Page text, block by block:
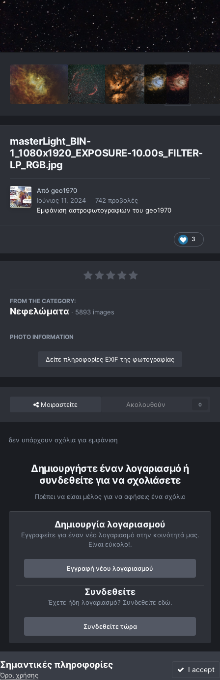
masterLight_BIN-
1_1080x1920_EXPOSURE-10.00s_FILTER-
LP_RGB.jpg
Από geo1970
Ιούνιος 11, 2024
742 προβολές
Εμφάνιση αστροφωτογραφιών του geo1970
3
FROM THE CATEGORY:
Νεφελώματα · 5893 images
PHOTO INFORMATION
Δείτε πληροφορίες EXIF της φωτογραφίας
Μοιραστείτε Ακολουθούν 0
δεν υπάρχουν σχόλια για εμφάνιση
Δημιουργήστε έναν λογαριασμό ή
συνδεθείτε για να σχολιάσετε
Πρέπει να είσαι μέλος για να αφήσεις ένα σχόλιο
Δημιουργία λογαριασμού
Εγγραφείτε για έναν νέο λογαριασμό στην κοινότητά μας.
Είναι εύκολο!.
Εγγραφή νέου λογαριασμού
Συνδεθείτε
Έχετε ήδη λογαριασμό? Συνδεθείτε εδώ.
Συνδεθείτε τώρα
Αρχή Αστροφωτογραφίες Βαθύς Ουρανός
Σημαντικές πληροφορίες
Όροι χρήσης
I accept
Forum